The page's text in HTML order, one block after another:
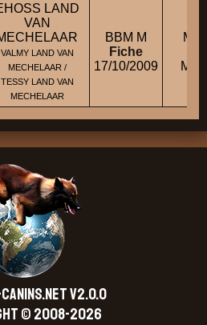
LAND
VAN
VALMY LAND VAN
MECHELAAR /
TESSY LAND VAN
MECHELAAR
BBM M
Fiche
17/10/2009
M.
V2.0.0
© 2008-2026